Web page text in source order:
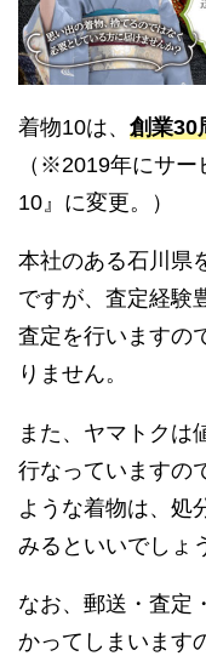
着物10は、 創業30
（※2019年にサ
10』に変更。）
本社のある石川県
ですが、査定経験
査定を行いますの
りません。
また、ヤマトクは
行なっていますの
ような着物は、処
みるといいでしょ
なお、郵送・査定
かってしまいます